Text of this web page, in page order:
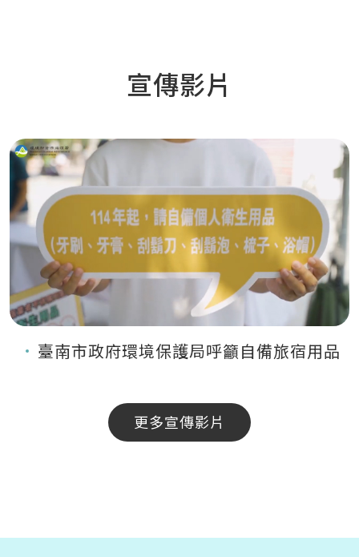
宣傳影片
臺南市政府環境保護局呼籲自備旅宿用品
更多宣傳影片